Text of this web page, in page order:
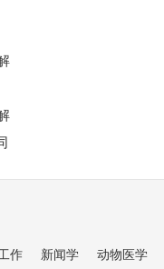
作 新闻学 动物医学